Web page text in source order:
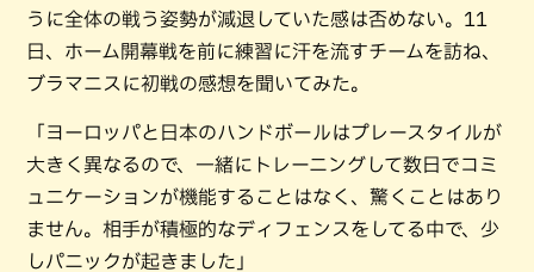
うに全体の戦う姿勢が減退していた感は否めない。11
日、ホーム開幕戦を前に練習に汗を流すチームを訪ね、
ブラマニスに初戦の感想を聞いてみた。
「ヨーロッパと日本のハンドボールはプレースタイルが
大きく異なるので、一緒にトレーニングして数日でコミ
ュニケーションが機能することはなく、驚くことはあり
ません。相手が積極的なディフェンスをしてる中で、少
しパニックが起きました」